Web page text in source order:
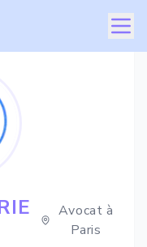
Avocat à
Paris